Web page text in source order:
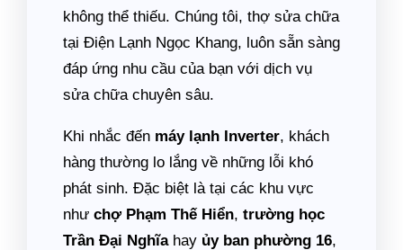
không thể thiếu. Chúng tôi, thợ sửa chữa
tại Điện Lạnh Ngọc Khang, luôn sẵn sàng
đáp ứng nhu cầu của bạn với dịch vụ
sửa chữa chuyên sâu.
Khi nhắc đến máy lạnh Inverter, khách
hàng thường lo lắng về những lỗi khó
phát sinh. Đặc biệt là tại các khu vực
như chợ Phạm Thế Hiển, trường học
Trần Đại Nghĩahay ủy ban phường 16,